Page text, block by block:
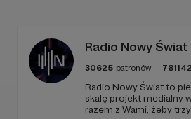
Radio Nowy Świat
30625 patronów 781142
Radio Nowy Świat to
skalę projekt medialny
razem z Wami, żeby